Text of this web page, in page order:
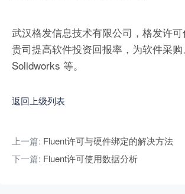
武汉格发信息技术有限公司，格发许
贵司提高软件投资回报率，为软件采
Solidworks 等。
返回上级列表
上一篇: Fluent许可与硬件绑定的解决方法
下一篇: Fluent许可使用数据分析